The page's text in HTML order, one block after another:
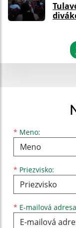
* Meno:
Meno
* Priezvisko:
Priezvisko
* E-mailová
E-mailová adresa